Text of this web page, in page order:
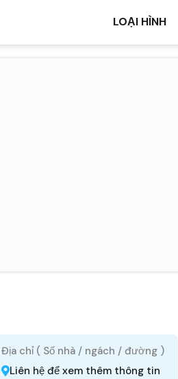
LOẠI HÌNH
Địa chỉ ( Số nhà / ngách / đường )
Liên hệ để xem thêm thông tin